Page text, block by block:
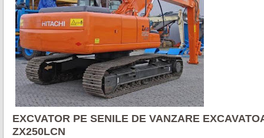
EXCVATOR PE SENILE DE VANZARE
ZX250LCN